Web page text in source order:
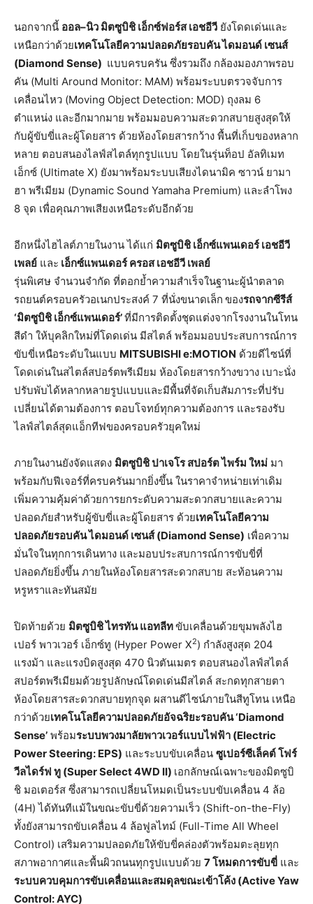
นอกจากนี้ ออล–นิว มิตซูบิชิ เอ็กซ์ฟอร์ส เอชอีวี ยังโดดเด่นและ
เหนือกว่าด้วยเทคโนโลยีความปลอดภัยรอบคันไดมอนด์ เซนส์
(Diamond Sense) แบบครบครัน ซึ่งรวมถึง กล้องมองภาพรอบ
คัน (Multi Around Monitor: MAM) พร้อมระบบตรวจจับการ
เคลื่อนไหว (Moving Object Detection: MOD) ถุงลม 6
ตำแหน่ง และอีกมากมาย พร้อมมอบความสะดวกสบายสูงสุดให้
กับผู้ขับขี่และผู้โดยสาร ด้วยห้องโดยสารกว้าง พื้นที่เก็บของหลาก
หลาย ตอบสนองไลฟ์สไตล์ทุกรูปแบบ โดยในรุ่นท็อป อัลทิเมท
เอ็กซ์ (Ultimate X) ยังมาพร้อมระบบเสียงไดนามิค ซาวน์ ยามา
ฮา พรีเมียม (Dynamic Sound Yamaha Premium) และลำโพง
8 จุด เพื่อคุณภาพเสียงเหนือระดับอีกด้วย
อีกหนึ่งไฮไลต์ภายในงาน ได้แก่ มิตซูบิชิ เอ็กซ์แพนเดอร์ เอชอีวี
เพลย์ และ เอ็กซ์แพนเดอร์ ครอส เอชอีวี เพลย์
รุ่นพิเศษ จำนวนจำกัด ที่ตอกย้ำความสำเร็จในฐานะผู้นำตลาด
รถยนต์ครอบครัวอเนกประสงค์ 7 ที่นั่งขนาดเล็ก ของรถจากซีรีส์
‘มิตซูบิชิ เอ็กซ์แพนเดอร์’ที่มีการติดตั้งชุดแต่งจากโรงงานในโทน
สีดำ ให้บุคลิกใหม่ที่โดดเด่น มีสไตล์ พร้อมมอบประสบการณ์การ
ขับขี่เหนือระดับในแบบ MITSUBISHI e:MOTION ด้วยดีไซน์ที่
โดดเด่นในสไตล์สปอร์ตพรีเมียม ห้องโดยสารกว้างขวาง เบาะนั่ง
ปรับพับได้หลากหลายรูปแบบและมีพื้นที่จัดเก็บสัมภาระที่ปรับ
เปลี่ยนได้ตามต้องการ ตอบโจทย์ทุกความต้องการ และรองรับ
ไลฟ์สไตล์สุดแอ็กทีฟของครอบครัวยุคใหม่
ภายในงานยังจัดแสดง มิตซูบิชิปาเจโร สปอร์ตไพร์ม ใหม่ มา
พร้อมกับฟีเจอร์ที่ครบครันมากยิ่งขึ้น ในราคาจำหน่ายเท่าเดิม
เพิ่มความคุ้มค่าด้วยการยกระดับความสะดวกสบายและความ
ปลอดภัยสำหรับผู้ขับขี่และผู้โดยสาร ด้วยเทคโนโลยีความ
ปลอดภัยรอบคันไดมอนด์ เซนส์(Diamond Sense) เพื่อความ
มั่นใจในทุกการเดินทาง และมอบประสบการณ์การขับขี่ที่
ปลอดภัยยิ่งขึ้น ภายในห้องโดยสารสะดวกสบาย สะท้อนความ
หรูหราและทันสมัย
ปิดท้ายด้วย มิตซูบิชิไทรทัน แอทลีทขับเคลื่อนด้วยขุมพลังไฮ
เปอร์ พาวเวอร์ เอ็กซ์ทู (Hyper Power X2) กำลังสูงสุด 204
แรงม้า และแรงบิดสูงสุด 470 นิวตันเมตร ตอบสนองไลฟ์สไตล์
สปอร์ตพรีเมียมด้วยรูปลักษณ์โดดเด่นมีสไตล์ สะกดทุกสายตา
ห้องโดยสารสะดวกสบายทุกจุด ผสานดีไซน์ภายในสีทูโทน เหนือ
กว่าด้วยเทคโนโลยีความปลอดภัยอัจฉริยะรอบคัน‘Diamond
Sense’ พร้อมระบบพวงมาลัยพาวเวอร์แบบไฟฟ้า (Electric
Power Steering: EPS) และระบบขับเคลื่อน ซูเปอร์ซีเล็คต์โฟร์
วีลไดร์ฟ ทู (Super Select 4WD II) เอกลักษณ์เฉพาะของมิตซูบิ
ชิ มอเตอร์ส ซึ่งสามารถเปลี่ยนโหมดเป็นระบบขับเคลื่อน 4 ล้อ
(4H) ได้ทันทีแม้ในขณะขับขี่ด้วยความเร็ว (Shift-on-the-Fly)
ทั้งยังสามารถขับเคลื่อน 4 ล้อฟูลไทม์ (Full-Time All Wheel
Control) เสริมความปลอดภัยให้ขับขี่คล่องตัวพร้อมตะลุยทุก
สภาพอากาศและพื้นผิวถนนทุกรูปแบบด้วย 7โหมดการขับขี่ และ
ระบบควบคุมการขับเคลื่อนและสมดุลขณะเข้าโค้ง (Active Yaw
Control: AYC)